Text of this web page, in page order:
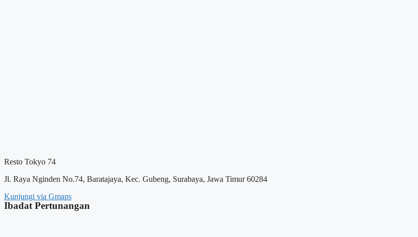
Resto Tokyo 74
Jl. Raya Nginden No.74, Baratajaya, Kec. Gubeng, Surabaya, Jawa Timur 60284
Kunjungi via Gmaps
Ibadat Pertunangan